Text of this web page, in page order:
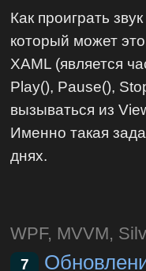
Как проиграть
который может
XAML (является
Play(), Pause(),
вызываться из
Именно такая
днях.
WPF, MVVM,
7